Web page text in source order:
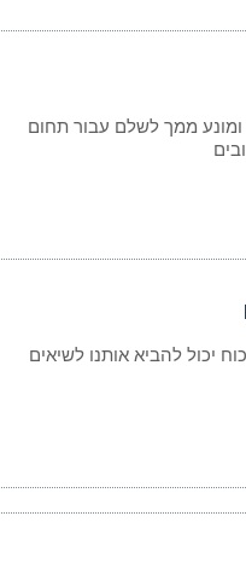
ומונע ממך לשלם עבור תחום
יכול להביא אותנו לשיאים